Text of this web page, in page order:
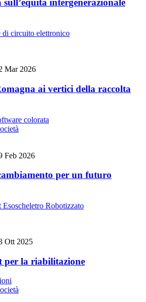
sull’equità intergenerazionale
Mar 2026
ai vertici della raccolta
Feb 2026
per un futuro
Ott 2025
per la riabilitazione